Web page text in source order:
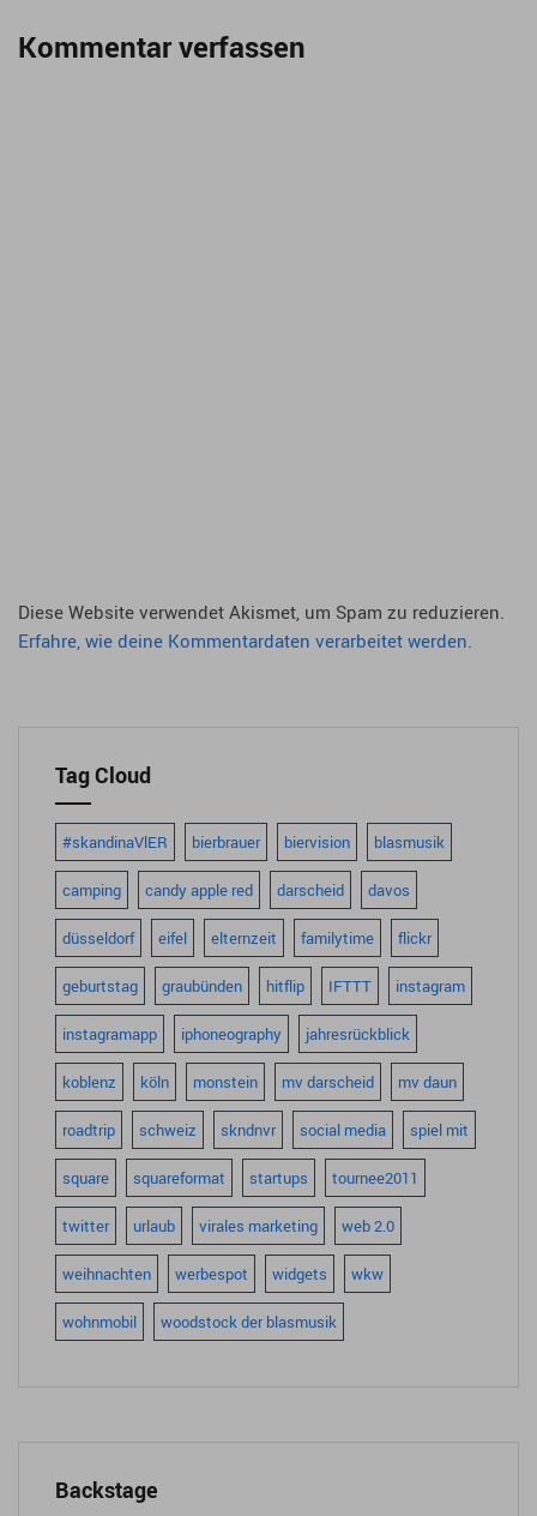
Kommentar verfassen
Diese Website verwendet Akismet, um Spam zu reduzieren.
Erfahre, wie deine Kommentardaten verarbeitet werden.
Tag Cloud
#skandinaVlER bierbrauer biervision blasmusik
camping candy apple red darscheid davos
düsseldorf eifel elternzeit familytime flickr
geburtstag graubünden hitflip IFTTT instagram
instagramapp iphoneography jahresrückblick
koblenz köln monstein mv darscheid mv daun
roadtrip schweiz skndnvr social media spiel mit
square squareformat startups tournee2011
twitter urlaub virales marketing web 2.0
weihnachten werbespot widgets wkw
wohnmobil woodstock der blasmusik
Backstage